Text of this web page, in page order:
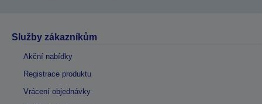
Služby zákazníkům
Akční nabídky
Registrace produktu
Vrácení objednávky